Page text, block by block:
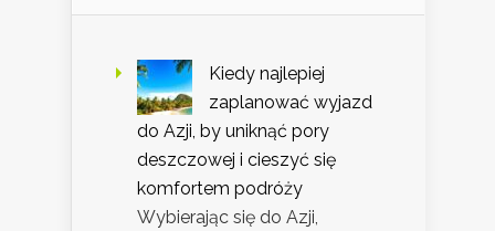
Kiedy najlepiej
zaplanować wyjazd
do Azji, by uniknąć pory
deszczowej i cieszyć się
komfortem podróży
Wybierając się do Azji,